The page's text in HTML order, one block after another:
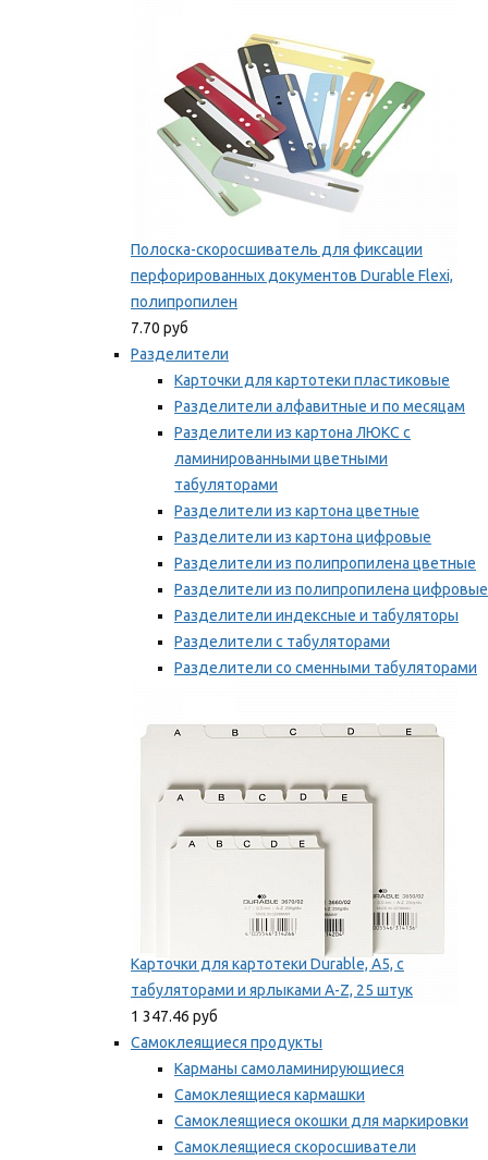
Полоска-скоросшиватель для фиксации
перфорированных документов Durable Flexi,
полипропилен
7.70 руб
Разделители
Карточки для картотеки пластиковые
Разделители алфавитные и по месяцам
Разделители из картона ЛЮКС с
ламинированными цветными
табуляторами
Разделители из картона цветные
Разделители из картона цифровые
Разделители из полипропилена цветные
Разделители из полипропилена цифровые
Разделители индексные и табуляторы
Разделители с табуляторами
Разделители со сменными табуляторами
Карточки для картотеки Durable, A5, с
табуляторами и ярлыками A-Z, 25 штук
1 347.46 руб
Самоклеящиеся продукты
Карманы самоламинирующиеся
Самоклеящиеся кармашки
Самоклеящиеся окошки для маркировки
Самоклеящиеся скоросшиватели